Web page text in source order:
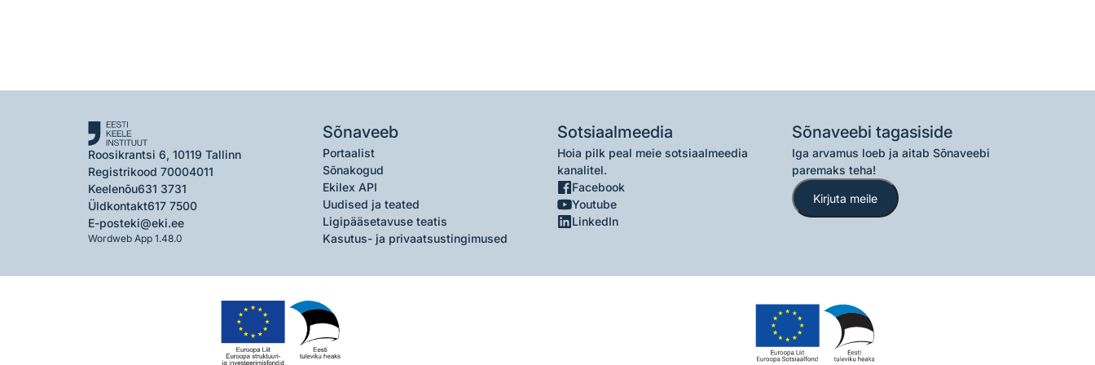
Roosikrantsi 6, 10119 Tallinn
Registrikood 70004011
Keelenõu631 3731
Üldkontakt617 7500
E-posteki@eki.ee
Wordweb App 1.48.0
Sõnaveeb
Portaalist
Sõnakogud
Ekilex API
Uudised ja teated
Ligipääsetavuse teatis
Kasutus- ja privaatsustingimused
Sotsiaalmeedia
Hoia pilk peal meie sotsiaalmeedia
kanalitel.
Facebook
Youtube
LinkedIn
Sõnaveebi tagasiside
Iga arvamus loeb ja aitab Sõnaveebi
paremaks teha!
Kirjuta meile